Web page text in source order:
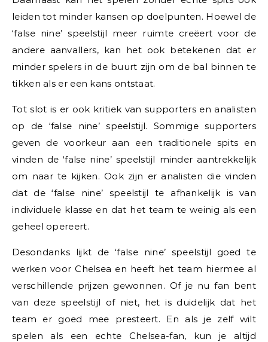
leiden tot minder kansen op doelpunten. Hoewel de
‘false nine’ speelstijl meer ruimte creëert voor de
andere aanvallers, kan het ook betekenen dat er
minder spelers in de buurt zijn om de bal binnen te
tikken als er een kans ontstaat.
Tot slot is er ook kritiek van supporters en analisten
op de ‘false nine’ speelstijl. Sommige supporters
geven de voorkeur aan een traditionele spits en
vinden de ‘false nine’ speelstijl minder aantrekkelijk
om naar te kijken. Ook zijn er analisten die vinden
dat de ‘false nine’ speelstijl te afhankelijk is van
individuele klasse en dat het team te weinig als een
geheel opereert.
Desondanks lijkt de ‘false nine’ speelstijl goed te
werken voor Chelsea en heeft het team hiermee al
verschillende prijzen gewonnen. Of je nu fan bent
van deze speelstijl of niet, het is duidelijk dat het
team er goed mee presteert. En als je zelf wilt
spelen als een echte Chelsea-fan, kun je altijd